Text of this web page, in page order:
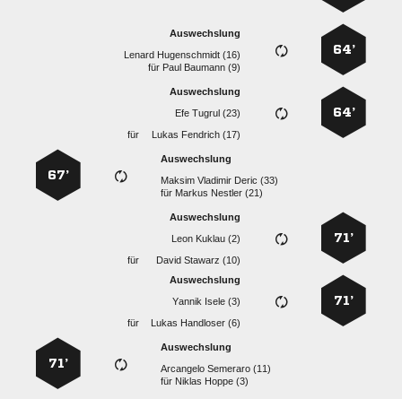
64’
Auswechslung
  
für   
64’
Auswechslung
  
für
  
Auswechslung
   
für   
67’
71’
Auswechslung
  
für
  
71’
Auswechslung
  
für
  
Auswechslung
  
für   
71’